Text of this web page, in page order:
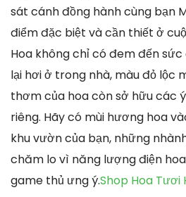
sát cánh đồng hành cùng bạn
điểm đặc biệt và cần thiết ở
Hoa không chỉ có đem đến sức
lại hơi ở trong nhà, màu đỏ lộc
thơm của hoa còn sở hữu các
riêng. Hãy có mùi hương hoa
khu vườn của bạn, những
chăm lo vì năng lượng điện
game thủ ưng ý.Shop Hoa Tươi